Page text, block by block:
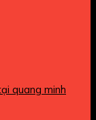
quang minh